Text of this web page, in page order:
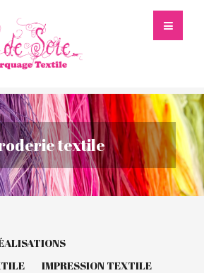
textile
IMPRESSION TEXTILE